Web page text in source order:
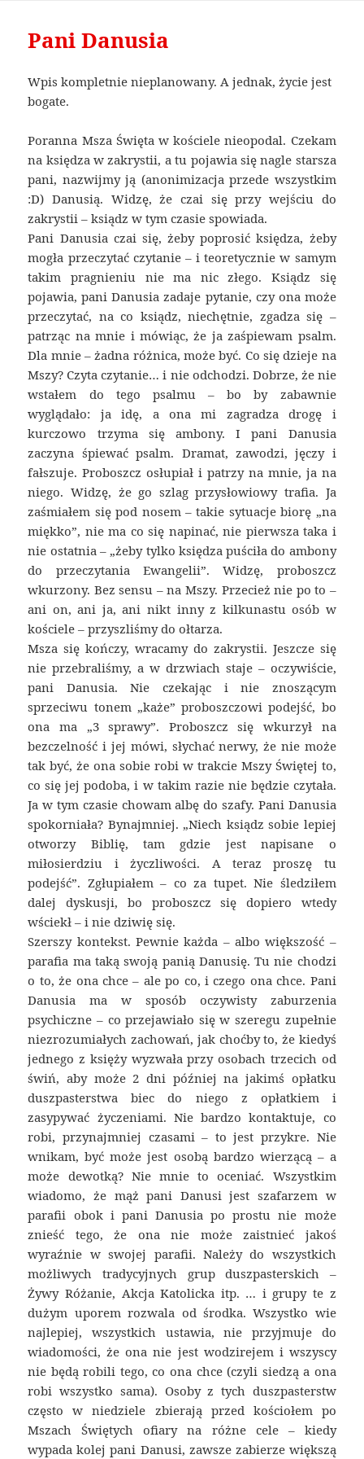
Pani Danusia
Wpis kompletnie nieplanowany. A jednak, życie jest
bogate.
Poranna Msza Święta w kościele nieopodal. Czekam
na księdza w zakrystii, a tu pojawia się nagle starsza
pani, nazwijmy ją (anonimizacja przede wszystkim
:D) Danusią. Widzę, że czai się przy wejściu do
zakrystii – ksiądz w tym czasie spowiada.
Pani Danusia czai się, żeby poprosić księdza, żeby
mogła przeczytać czytanie – i teoretycznie w samym
takim pragnieniu nie ma nic złego. Ksiądz się
pojawia, pani Danusia zadaje pytanie, czy ona może
przeczytać, na co ksiądz, niechętnie, zgadza się –
patrząc na mnie i mówiąc, że ja zaśpiewam psalm.
Dla mnie – żadna różnica, może być. Co się dzieje na
Mszy? Czyta czytanie… i nie odchodzi. Dobrze, że nie
wstałem do tego psalmu – bo by zabawnie
wyglądało: ja idę, a ona mi zagradza drogę i
kurczowo trzyma się ambony. I pani Danusia
zaczyna śpiewać psalm. Dramat, zawodzi, jęczy i
fałszuje. Proboszcz osłupiał i patrzy na mnie, ja na
niego. Widzę, że go szlag przysłowiowy trafia. Ja
zaśmiałem się pod nosem – takie sytuacje biorę „na
miękko”, nie ma co się napinać, nie pierwsza taka i
nie ostatnia – „żeby tylko księdza puściła do ambony
do przeczytania Ewangelii”. Widzę, proboszcz
wkurzony. Bez sensu – na Mszy. Przecież nie po to –
ani on, ani ja, ani nikt inny z kilkunastu osób w
kościele – przyszliśmy do ołtarza.
Msza się kończy, wracamy do zakrystii. Jeszcze się
nie przebraliśmy, a w drzwiach staje – oczywiście,
pani Danusia. Nie czekając i nie znoszącym
sprzeciwu tonem „każe” proboszczowi podejść, bo
ona ma „3 sprawy”. Proboszcz się wkurzył na
bezczelność i jej mówi, słychać nerwy, że nie może
tak być, że ona sobie robi w trakcie Mszy Świętej to,
co się jej podoba, i w takim razie nie będzie czytała.
Ja w tym czasie chowam albę do szafy. Pani Danusia
spokorniała? Bynajmniej. „Niech ksiądz sobie lepiej
otworzy Biblię, tam gdzie jest napisane o
miłosierdziu i życzliwości. A teraz proszę tu
podejść”. Zgłupiałem – co za tupet. Nie śledziłem
dalej dyskusji, bo proboszcz się dopiero wtedy
wściekł – i nie dziwię się.
Szerszy kontekst. Pewnie każda – albo większość –
parafia ma taką swoją panią Danusię. Tu nie chodzi
o to, że ona chce – ale po co, i czego ona chce. Pani
Danusia ma w sposób oczywisty zaburzenia
psychiczne – co przejawiało się w szeregu zupełnie
niezrozumiałych zachowań, jak choćby to, że kiedyś
jednego z księży wyzwała przy osobach trzecich od
świń, aby może 2 dni później na jakimś opłatku
duszpasterstwa biec do niego z opłatkiem i
zasypywać życzeniami. Nie bardzo kontaktuje, co
robi, przynajmniej czasami – to jest przykre. Nie
wnikam, być może jest osobą bardzo wierzącą – a
może dewotką? Nie mnie to oceniać. Wszystkim
wiadomo, że mąż pani Danusi jest szafarzem w
parafii obok i pani Danusia po prostu nie może
znieść tego, że ona nie może zaistnieć jakoś
wyraźnie w swojej parafii. Należy do wszystkich
możliwych tradycyjnych grup duszpasterskich –
Żywy Różanie, Akcja Katolicka itp. … i grupy te z
dużym uporem rozwala od środka. Wszystko wie
najlepiej, wszystkich ustawia, nie przyjmuje do
wiadomości, że ona nie jest wodzirejem i wszyscy
nie będą robili tego, co ona chce (czyli siedzą a ona
robi wszystko sama). Osoby z tych duszpasterstw
często w niedziele zbierają przed kościołem po
Mszach Świętych ofiary na różne cele – kiedy
wypada kolej pani Danusi, zawsze zabierze większą